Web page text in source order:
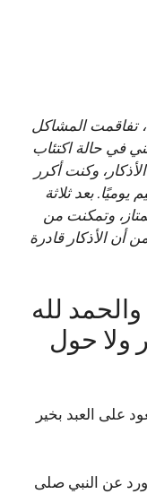
تفاقمت المشاكل
في حالة اكتئاب
وكنت أكرر
بعد ثلاثة
وتمكنت من
أن الأذكار قادرة
لله
ولا حول
على العبد بخير
عن النبي صلى